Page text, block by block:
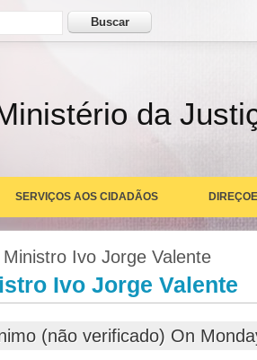
Buscar
da
SERVIÇOS AOS CIDADÃOS
Ivo Jorge Valente
Ivo Jorge Valente
(não verificado) On